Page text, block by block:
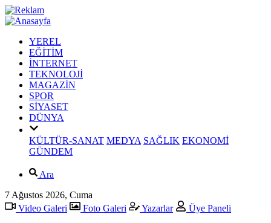
YEREL
EĞİTİM
İNTERNET
TEKNOLOJİ
MAGAZİN
SPOR
SİYASET
DÜNYA
KÜLTÜR-SANAT MEDYA SAĞLIK EKONOMİ
GÜNDEM
Ara
7 Ağustos 2026, Cuma
Video Galeri
Foto Galeri Yazarlar
Üye Paneli